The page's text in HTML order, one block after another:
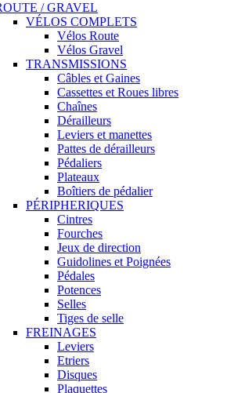
/ GRAVEL
VÉLOS COMPLETS
Vélos Route
Vélos Gravel
TRANSMISSIONS
Câbles et Gaines
Cassettes et Roues libres
Chaînes
Dérailleurs
Leviers et manettes
Pattes de dérailleurs
Pédaliers
Plateaux
Boîtiers de pédalier
PÉRIPHERIQUES
Cintres
Fourches
Jeux de direction
Guidolines et Poignées
Pédales
Potences
Selles
Tiges de selle
FREINAGES
Leviers
Etriers
Disques
Plaquettes